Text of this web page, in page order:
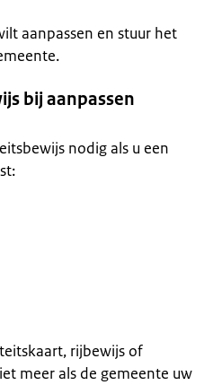
aanpassen en stuur het
bij aanpassen
nodig als u een
rijbewijs of
meer als de gemeente uw